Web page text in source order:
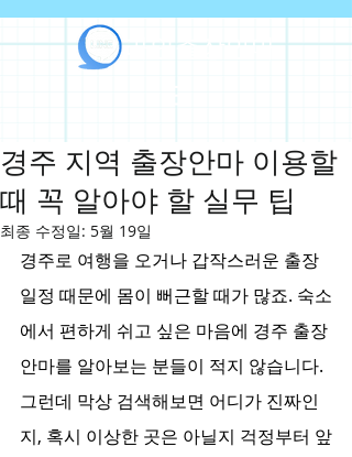
라인출장안마
경주 지역 출장안마 이용할
때 꼭 알아야 할 실무 팁
최종 수정일: 5월 19일
경주로 여행을 오거나 갑작스러운 출장
일정 때문에 몸이 뻐근할 때가 많죠. 숙소
에서 편하게 쉬고 싶은 마음에 경주 출장
안마를 알아보는 분들이 적지 않습니다.
그런데 막상 검색해보면 어디가 진짜인
지, 혹시 이상한 곳은 아닐지 걱정부터 앞